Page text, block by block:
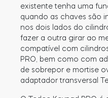
existente tenha uma
quando as chaves são
nos dois lados do
fazer a outra girar ao
compatível com
PRO, bem como com
de sobrepor e mortise
adaptador transversal